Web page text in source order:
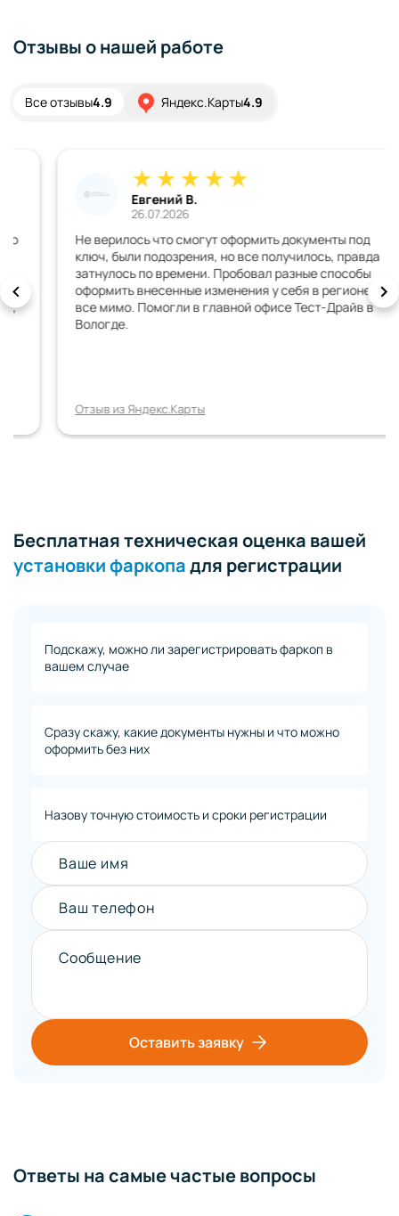
Отзывы о нашей работе
Все отзывы4.9 Яндекс.Карты4.9
Евгений В.
26.07.2026
Не верилось что смогут оформить документы под
ключ, были подозрения, но все получилось, правда
затнулось по времени. Пробовал разные способы
оформить внесенные изменения у себя в регионе, но
все мимо. Помогли в главной офисе Тест-Драйв в
Вологде.
Отзыв из Яндекс.Карты
Бесплатная техническая оценка вашей
установки фаркопадля регистрации
Подскажу, можно ли зарегистрировать фаркоп в
вашем случае
Сразу скажу, какие документы нужны и что можно
оформить без них
Назову точную стоимость и сроки регистрации
Ваше имя
Ваш телефон
Сообщение
Оставить заявку
Ответы на самые частые вопросы